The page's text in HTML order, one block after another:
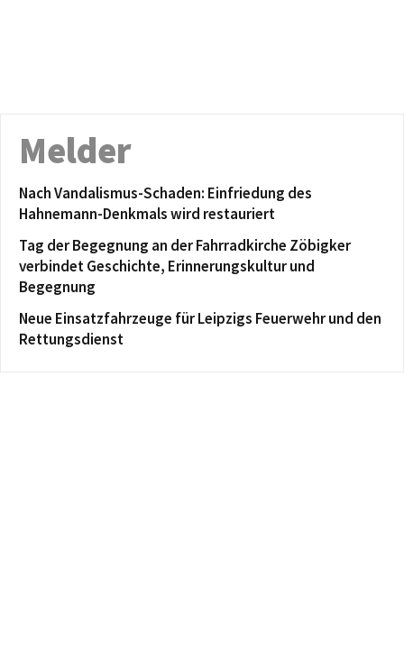
Melder
Nach Vandalismus-Schaden: Einfriedung des
Hahnemann-Denkmals wird restauriert
Tag der Begegnung an der Fahrradkirche Zöbigker
verbindet Geschichte, Erinnerungskultur und
Begegnung
Neue Einsatzfahrzeuge für Leipzigs Feuerwehr und den
Rettungsdienst